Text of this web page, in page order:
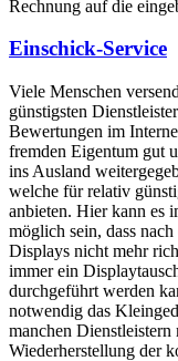
Rechnung auf die
Einschick-Service
Viele Menschen
günstigsten
Bewertungen im
fremden Eigentum gut
ins Ausland
welche für relativ
anbieten. Hier kann es
möglich sein, dass
Displays nicht mehr
immer ein
durchgeführt werden
notwendig das
manchen Dienstleistern
Wiederherstellung der